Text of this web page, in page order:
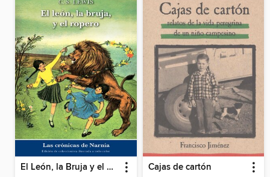
El León, la Bruja y el Ropero Cajas de cartón